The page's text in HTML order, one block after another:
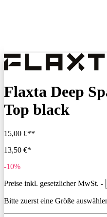
Flaxta Deep
Top black
15,00 €**
13,50 €*
-10%
Preise inkl. gesetzlicher MwSt. -
Bitte zuerst eine Größe